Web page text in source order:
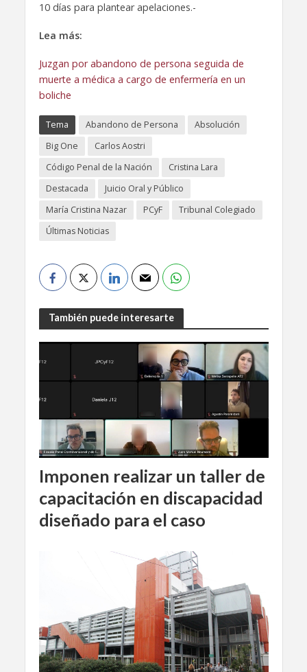
10 días para plantear apelaciones.-
Lea más:
Juzgan por abandono de persona seguida de
muerte a médica a cargo de enfermería en un
boliche
Tema Abandono de Persona
Absolución
Big One
Carlos Aostri
Código Penal de la Nación
Cristina Lara
Destacada
Juicio Oral y Público
María Cristina Nazar
PCyF
Tribunal Colegiado
Últimas Noticias
También puede interesarte
Imponen realizar un taller de
capacitación en discapacidad
diseñado para el caso